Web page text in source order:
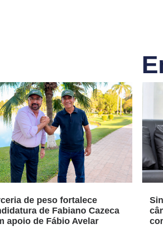
de peso fortalece
de Fabiano Cazeca
apoio de Fábio Avelar